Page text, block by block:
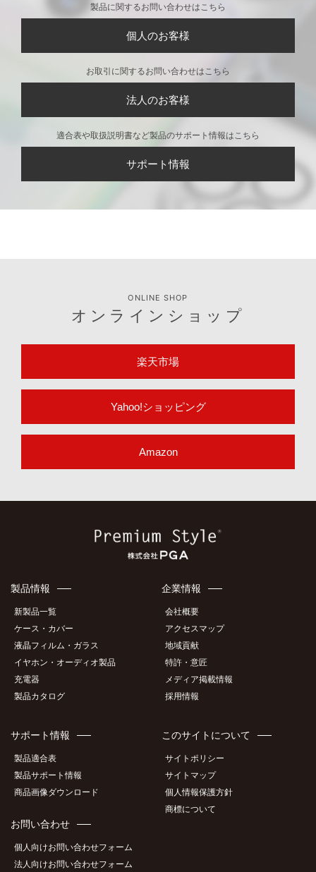
製品に関するお問い合わせはこちら
個人のお客様
お取引に関するお問い合わせはこちら
法人のお客様
適合表や取扱説明書など製品のサポート情報はこちら
サポート情報
ONLINE SHOP
オンラインショップ
楽天市場
Yahoo!ショッピング
Amazon
製品情報
新製品一覧
ケース・カバー
液晶フィルム・ガラス
イヤホン・オーディオ製品
充電器
製品カタログ
企業情報
会社概要
アクセスマップ
地域貢献
特許・意匠
メディア掲載情報
採用情報
サポート情報
製品適合表
製品サポート情報
商品画像ダウンロード
お問い合わせ
個人向けお問い合わせフォーム
法人向けお問い合わせフォーム
このサイトについて
サイトポリシー
サイトマップ
個人情報保護方針
商標について